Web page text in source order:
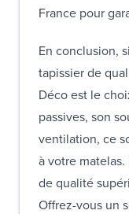
France pour
En conclusion,
tapissier de
Déco est le
passives, son
ventilation, ce
à votre
de qualité
Offrez-vous un